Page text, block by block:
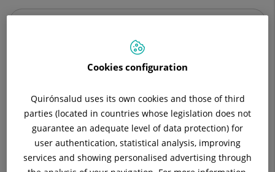
Eva Portero Leiva
OPTOMETRISTA
Oftalmología
Centre Mèdic l'Eixample Sagrat Cor
Cookies configuration
Quirónsalud uses its own cookies and those of third
parties (located in countries whose legislation does not
guarantee an adequate level of data protection) for
user authentication, statistical analysis, improving
services and showing personalised advertising through